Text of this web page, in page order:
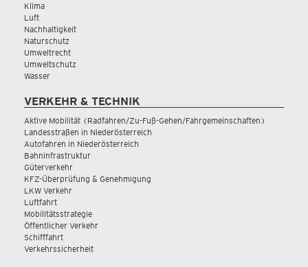
Klima
Luft
Nachhaltigkeit
Naturschutz
Umweltrecht
Umweltschutz
Wasser
VERKEHR & TECHNIK
Aktive Mobilität (Radfahren/Zu-Fuß-Gehen/Fahrgemeinschaften)
Landesstraßen in Niederösterreich
Autofahren in Niederösterreich
Bahninfrastruktur
Güterverkehr
KFZ-Überprüfung & Genehmigung
LKW Verkehr
Luftfahrt
Mobilitätsstrategie
Öffentlicher Verkehr
Schifffahrt
Verkehrssicherheit